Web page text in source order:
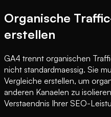
Organische
erstellen
GA4 trennt organischen
nicht standardmaessig. Sie
Vergleiche erstellen, um
anderen Kanaelen zu
Verstaendnis Ihrer SEO-